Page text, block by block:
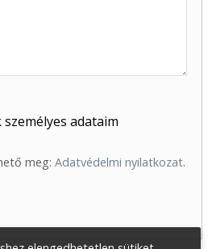
adataim
meg: Adatvédelmi nyilatkozat.